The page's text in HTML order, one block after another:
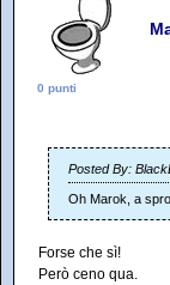
0 punti
Posted By:
Oh Marok, a
Forse che sì!
Però ceno qua.